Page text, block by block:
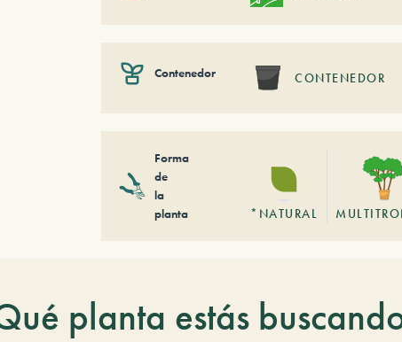
Contenedor CONTENEDOR
Forma
de
la
planta
*NATURAL
planta estás